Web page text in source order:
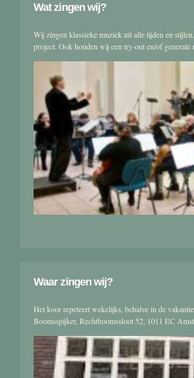
Wat zingen wij?
Wij zingen klassieke muziek uit alle tijden en
project. Ook houden wij een try-out en/of generale
Waar zingen wij?
Het koor repeteert wekelijks, behalve in de
Boomsspijker, Rechtboomssloot 52, 1011 EC